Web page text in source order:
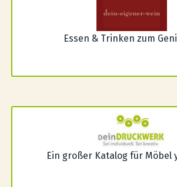
Essen & Trinken zum
Ein großer Katalog für Möbel